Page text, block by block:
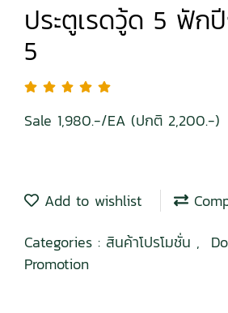
ประตูเรดวู้ด 5 ฟัก
5
Sale 1,980.-/EA (ปกติ 2,200.-)
Add to wishlist
Categories : สินค้าโปรโมชั่น ,
Promotion